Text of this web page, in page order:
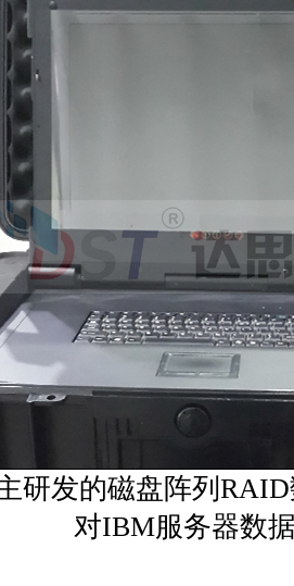
研发的磁盘阵列
对IBM服务器数